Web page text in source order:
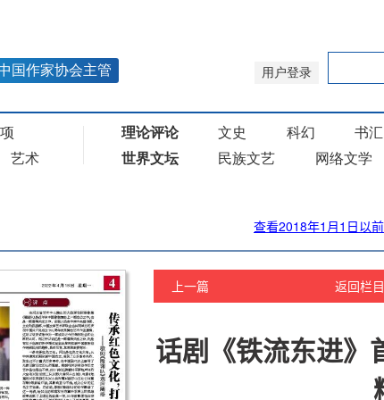
查看2018年1月1日以
返回栏目
上一篇
话剧《铁流东进》